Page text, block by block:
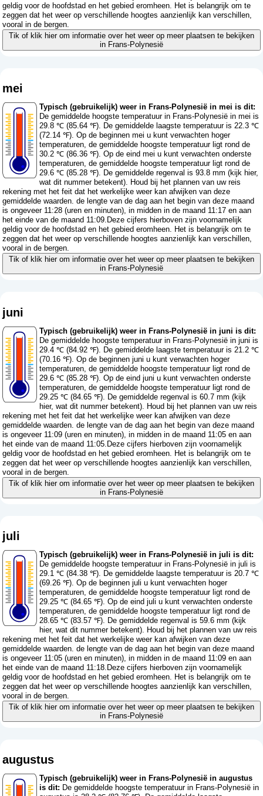
geldig voor de hoofdstad en het gebied eromheen. Het is belangrijk om te
zeggen dat het weer op verschillende hoogtes aanzienlijk kan verschillen,
vooral in de bergen.
Tik of klik hier om informatie over het weer op meer plaatsen te bekijken
in Frans-Polynesië
mei
Typisch (gebruikelijk) weer in Frans-Polynesië in mei is dit:
De gemiddelde hoogste temperatuur in Frans-Polynesië in mei is
29.8 ℃ (85.64 ℉). De gemiddelde laagste temperatuur is 22.3 ℃
(72.14 ℉). Op de beginnen mei u kunt verwachten hoger
temperaturen, de gemiddelde hoogste temperatuur ligt rond de
30.2 ℃ (86.36 ℉). Op de eind mei u kunt verwachten onderste
temperaturen, de gemiddelde hoogste temperatuur ligt rond de
29.6 ℃ (85.28 ℉). De gemiddelde regenval is 93.8 mm (kijk hier,
wat dit nummer betekent). Houd bij het plannen van uw reis
rekening met het feit dat het werkelijke weer kan afwijken van deze
gemiddelde waarden. de lengte van de dag aan het begin van deze maand
is ongeveer 11:28 (uren en minuten), in midden in de maand 11:17 en aan
het einde van de maand 11:09.Deze cijfers hierboven zijn voornamelijk
geldig voor de hoofdstad en het gebied eromheen. Het is belangrijk om te
zeggen dat het weer op verschillende hoogtes aanzienlijk kan verschillen,
vooral in de bergen.
Tik of klik hier om informatie over het weer op meer plaatsen te bekijken
in Frans-Polynesië
juni
Typisch (gebruikelijk) weer in Frans-Polynesië in juni is dit:
De gemiddelde hoogste temperatuur in Frans-Polynesië in juni is
29.4 ℃ (84.92 ℉). De gemiddelde laagste temperatuur is 21.2 ℃
(70.16 ℉). Op de beginnen juni u kunt verwachten hoger
temperaturen, de gemiddelde hoogste temperatuur ligt rond de
29.6 ℃ (85.28 ℉). Op de eind juni u kunt verwachten onderste
temperaturen, de gemiddelde hoogste temperatuur ligt rond de
29.25 ℃ (84.65 ℉). De gemiddelde regenval is 60.7 mm (kijk
hier, wat dit nummer betekent). Houd bij het plannen van uw reis
rekening met het feit dat het werkelijke weer kan afwijken van deze
gemiddelde waarden. de lengte van de dag aan het begin van deze maand
is ongeveer 11:09 (uren en minuten), in midden in de maand 11:05 en aan
het einde van de maand 11:05.Deze cijfers hierboven zijn voornamelijk
geldig voor de hoofdstad en het gebied eromheen. Het is belangrijk om te
zeggen dat het weer op verschillende hoogtes aanzienlijk kan verschillen,
vooral in de bergen.
Tik of klik hier om informatie over het weer op meer plaatsen te bekijken
in Frans-Polynesië
juli
Typisch (gebruikelijk) weer in Frans-Polynesië in juli is dit:
De gemiddelde hoogste temperatuur in Frans-Polynesië in juli is
29.1 ℃ (84.38 ℉). De gemiddelde laagste temperatuur is 20.7 ℃
(69.26 ℉). Op de beginnen juli u kunt verwachten hoger
temperaturen, de gemiddelde hoogste temperatuur ligt rond de
29.25 ℃ (84.65 ℉). Op de eind juli u kunt verwachten onderste
temperaturen, de gemiddelde hoogste temperatuur ligt rond de
28.65 ℃ (83.57 ℉). De gemiddelde regenval is 59.6 mm (kijk
hier, wat dit nummer betekent). Houd bij het plannen van uw reis
rekening met het feit dat het werkelijke weer kan afwijken van deze
gemiddelde waarden. de lengte van de dag aan het begin van deze maand
is ongeveer 11:05 (uren en minuten), in midden in de maand 11:09 en aan
het einde van de maand 11:18.Deze cijfers hierboven zijn voornamelijk
geldig voor de hoofdstad en het gebied eromheen. Het is belangrijk om te
zeggen dat het weer op verschillende hoogtes aanzienlijk kan verschillen,
vooral in de bergen.
Tik of klik hier om informatie over het weer op meer plaatsen te bekijken
in Frans-Polynesië
augustus
Typisch (gebruikelijk) weer in Frans-Polynesië in augustus
is dit: De gemiddelde hoogste temperatuur in Frans-Polynesië in